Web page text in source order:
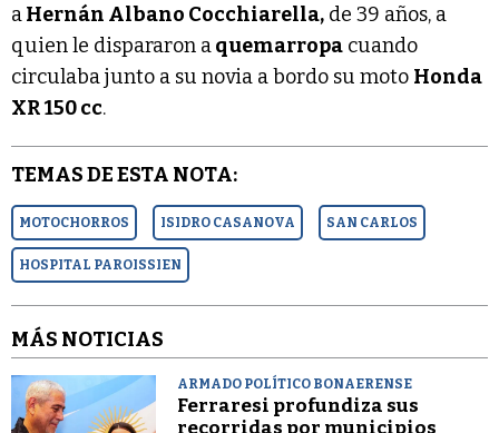
aHernán Albano Cocchiarella, de 39 años, a
quien le dispararon aquemarropa cuando
circulaba junto a su novia a bordo su moto Honda
XR 150 cc.
TEMAS DE ESTA NOTA:
MOTOCHORROS ISIDRO CASANOVA SAN CARLOS
HOSPITAL PAROISSIEN
MÁS NOTICIAS
ARMADO POLÍTICO BONAERENSE
Ferraresi profundiza sus
recorridas por municipios